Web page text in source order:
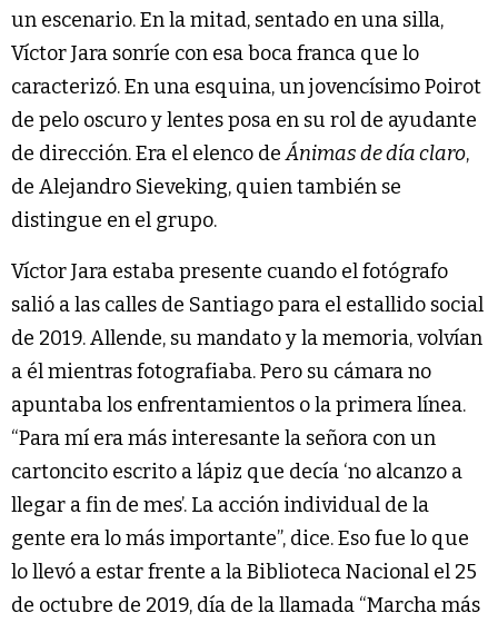
un escenario. En la mitad, sentado en una silla,
Víctor Jara sonríe con esa boca franca que lo
caracterizó. En una esquina, un jovencísimo Poirot
de pelo oscuro y lentes posa en su rol de ayudante
de dirección. Era el elenco deÁnimas de día claro,
de Alejandro Sieveking, quien también se
distingue en el grupo.
Víctor Jara estaba presente cuando el fotógrafo
salió a las calles de Santiago para el estallido social
de 2019. Allende, su mandato y la memoria, volvían
a él mientras fotografiaba. Pero su cámara no
apuntaba los enfrentamientos o la primera línea.
“Para mí era más interesante la señora con un
cartoncito escrito a lápiz que decía ‘no alcanzo a
llegar a fin de mes’. La acción individual de la
gente era lo más importante”, dice. Eso fue lo que
lo llevó a estar frente a la Biblioteca Nacional el 25
de octubre de 2019, día de la llamada “Marcha más